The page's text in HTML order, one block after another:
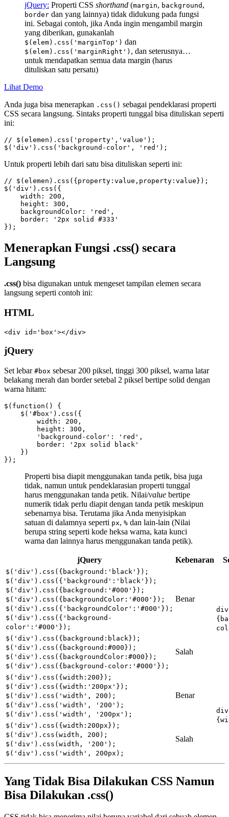
jQuery: Properti CSS shorthand (margin, background ,
border dan yang lainnya) tidak didukung pada fungsi
ini. Sebagai contoh, jika Anda ingin mengambil margin
yang diberikan, gunakanlah
$(elem).css('marginTop') dan
$(elem).css('marginRight') , dan seterusnya…
untuk mendapatkan semua data margin (harus
dituliskan satu persatu)
Lihat Demo
Anda juga bisa menerapkan .css() sebagai pendeklarasi properti
CSS secara langsung. Sintaks properti tunggal bisa dituliskan seperti
ini:
// $(elemen).css('property','value');
$('div').css('background-color', 'red');
Untuk properti lebih dari satu bisa dituliskan seperti ini:
// $(elemen).css({property:value,property:value});
$('div').css({
    width: 200,
    height: 300,
    backgroundColor: 'red',
    border: '2px solid #333'
});
Menerapkan Fungsi .css() secara
Langsung
.css() bisa digunakan untuk mengeset tampilan elemen secara
langsung seperti contoh ini:
HTML
<div id='box'></div>
jQuery
Set lebar #box sebesar 200 piksel, tinggi 300 piksel, warna latar
belakang merah dan border setebal 2 piksel bertipe solid dengan
warna hitam:
$(function() {
    $('#box').css({
        width: 200,
        height: 300,
        'background-color': 'red',
        border: '2px solid black'
    })
});
Properti bisa diapit menggunakan tanda petik, bisa juga
tidak, namun untuk pendeklarasian properti tunggal
harus menggunakan tanda petik. Nilai/value bertipe
numerik tidak perlu diapit dengan tanda petik meskipun
sebenarnya bisa. Terutama jika Anda menyisipkan
satuan di dalamnya seperti px, % dan lain-lain (Nilai
berupa string seperti kode heksa warna, kata kunci
warna dan lainnya harus menggunakan tanda petik).
jQuery Kebenaran
$('div').css({background:'black'});
$('div').css({'background':'black'});
$('div').css({background:'#000'});
$('div').css({backgroundColor:'#000'});
$('div').css({'backgroundColor':'#000'});
$('div').css({'background-
color':'#000'});
Benar
div
$('div').css({background:black});
$('div').css({background:#000});
$('div').css({backgroundColor:#000});
$('div').css({background-color:'#000'});
Salah
$('div').css({width:200});
$('div').css({width:'200px'});
$('div').css('width', 200);
$('div').css('width', '200');
$('div').css('width', '200px');
Benar
div
$('div').css({width:200px});
$('div').css(width, 200);
$('div').css(width, '200');
$('div').css('width', 200px);
Salah
Yang Tidak Bisa Dilakukan CSS Namun
Bisa Dilakukan .css()